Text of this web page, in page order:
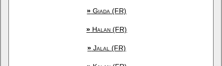
» Giada (FR)
» Halan (FR)
» Jalal (FR)